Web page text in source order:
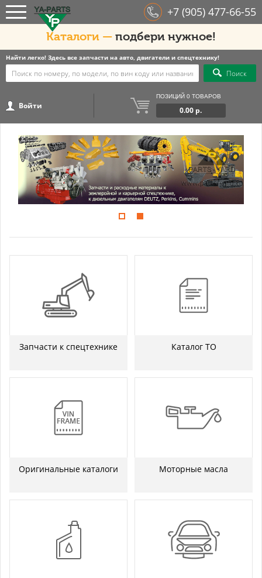
+7 (905) 477-66-55
Каталоги — подбери нужное!
Найти легко! Здесь все запчасти на авто, двигатели и спецтехнику!
Поиск
Войти
ПОЗИЦИЙ 0 ТОВАРОВ
0.00 р.
Запчасти к спецтехнике Каталог ТО
Оригинальные каталоги Моторные масла